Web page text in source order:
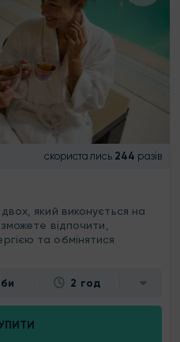
скористались 244 разів
який виконується на
відпочити,
та обмінятися
2 год